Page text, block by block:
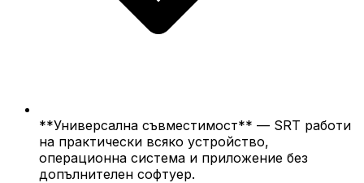
**Универсална съвместимост** — SRT работи
на практически всяко устройство,
операционна система и приложение без
допълнителен софтуер.